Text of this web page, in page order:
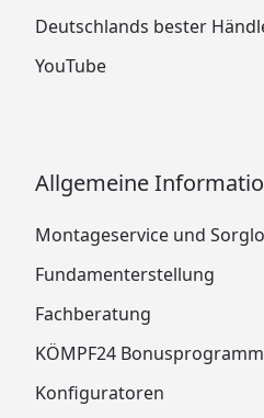
Deutschlands bester
YouTube
Allgemeine
Montageservice und
Fundamenterstellung
Fachberatung
KÖMPF24 Bonusprogramm
Konfiguratoren